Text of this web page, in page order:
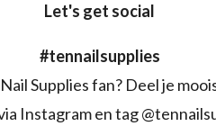
Let's get social
#tennailsupplies
Supplies fan? Deel je
Instagram en tag